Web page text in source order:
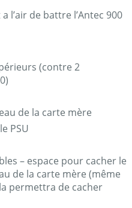
l’air de battre l’Antec 900
(contre 2
de la carte mère
PSU
– espace pour cacher le
de la carte mère (même
permettra de cacher